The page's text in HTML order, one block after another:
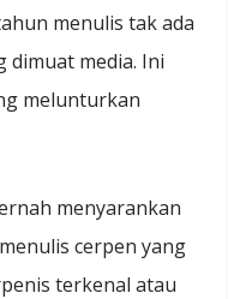
menulis tak ada
dimuat media. Ini
melunturkan
menyarankan
cerpen yang
terkenal atau